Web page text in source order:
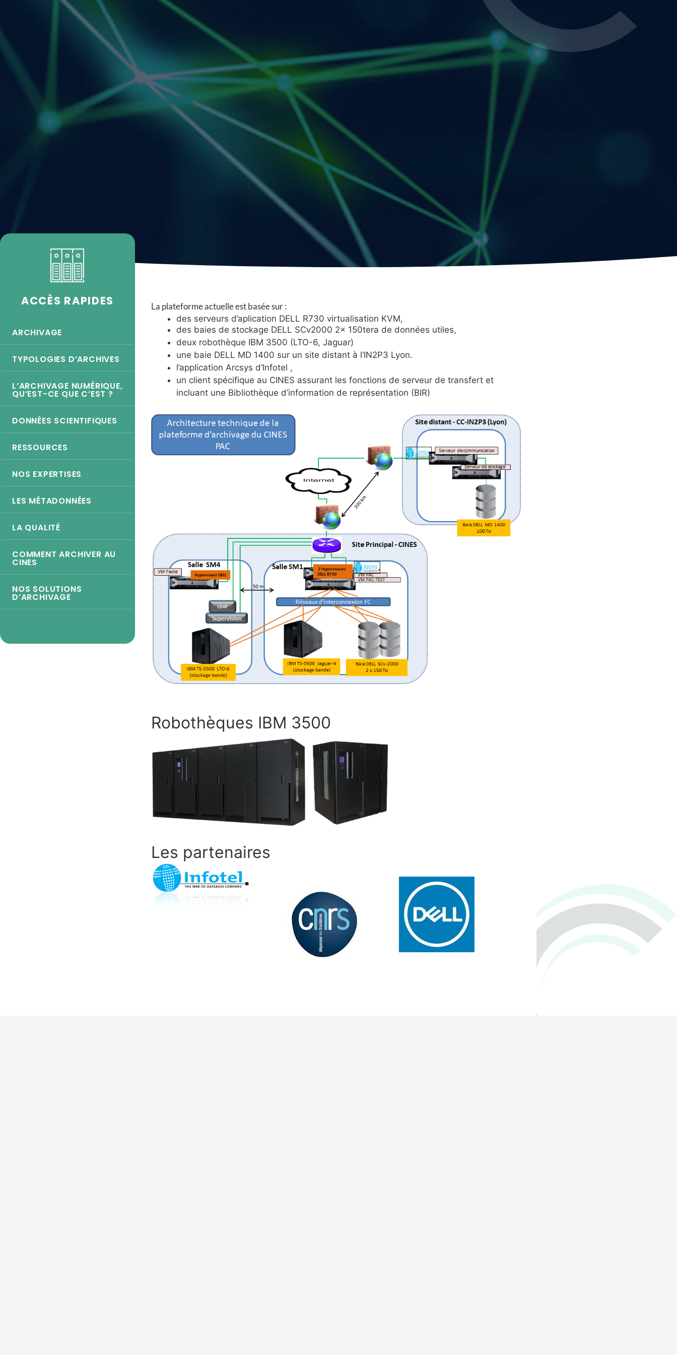
ACCÈS RAPIDES
ARCHIVAGE
TYPOLOGIES D’ARCHIVES
L’ARCHIVAGE NUMÉRIQUE,
QU’EST-CE QUE C’EST ?
DONNÉES SCIENTIFIQUES
RESSOURCES
NOS EXPERTISES
LES MÉTADONNÉES
LA QUALITÉ
COMMENT ARCHIVER AU
CINES
NOS SOLUTIONS
D’ARCHIVAGE
La plateforme actuelle est basée sur :
des serveurs d’aplication DELL R730 virtualisation KVM,
des baies de stockage DELL SCv2000 2x 150tera de données utiles,
deux robothèque IBM 3500 (LTO-6, Jaguar)
une baie DELL MD 1400 sur un site distant à l’IN2P3 Lyon.
l’application Arcsys d’Infotel ,
un client spécifique au CINES assurant les fonctions de serveur de transfert et
incluant une Bibliothèque d’information de représentation (BIR)
Robothèques IBM 3500
Les partenaires